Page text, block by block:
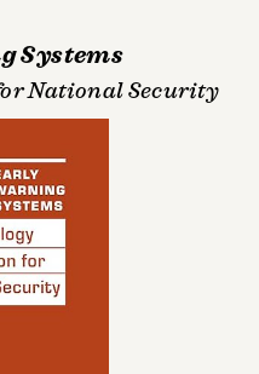
Systems
National Security